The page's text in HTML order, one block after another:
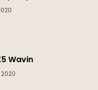
Wavin